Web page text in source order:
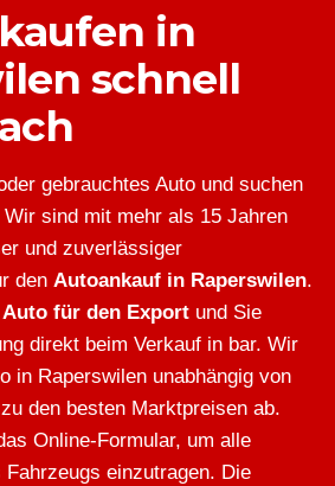
in
schnell
gebrauchtes Auto und suchen
sind mit mehr als 15 Jahren
und zuverlässiger
den Autoankauf in Raperswilen.
Auto für den Export und Sie
direkt beim Verkauf in bar. Wir
in Raperswilen unabhängig von
den besten Marktpreisen ab.
Online-Formular, um alle
einzutragen. Die